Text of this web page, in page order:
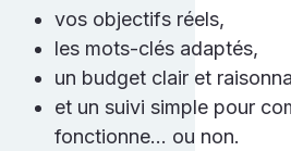
vos objectifs réels,
les mots-clés adaptés,
un budget clair et
et un suivi simple pour
fonctionne… ou non.